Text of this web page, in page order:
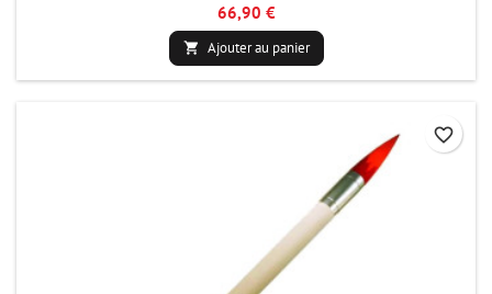
66,90 €
 Ajouter au panier
favorite_border